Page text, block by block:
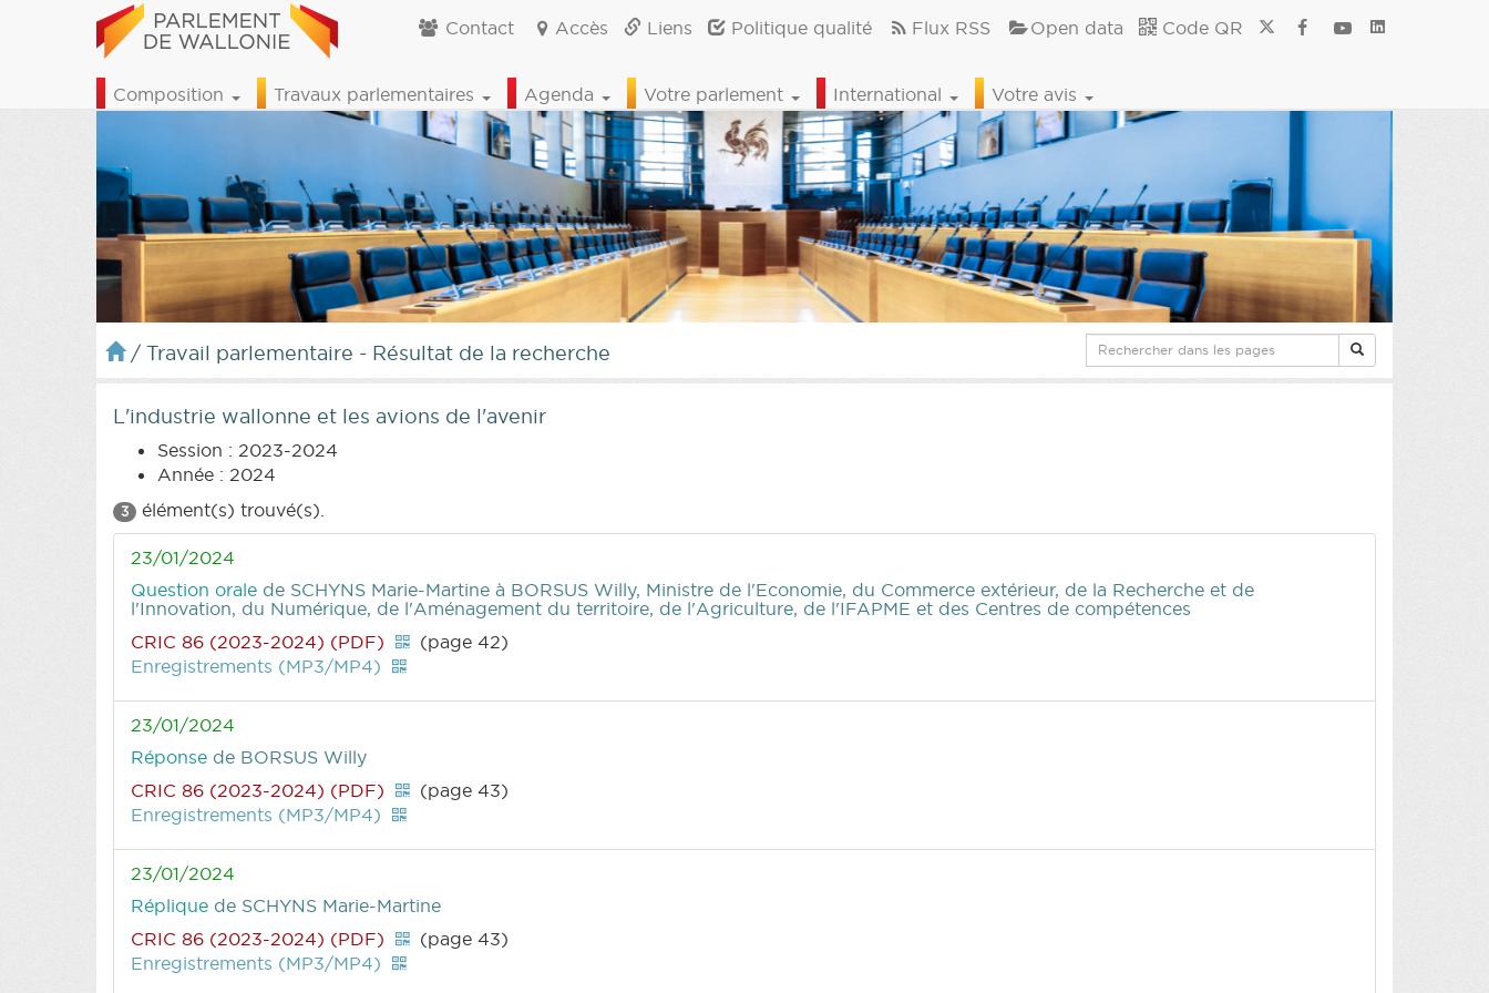
Contact Accès Liens Politique qualité Flux RSS Open data Code QR
Composition Travaux parlementaires Agenda Votre parlement International Votre avis
/ Travail parlementaire - Résultat de la recherche
L'industrie wallonne et les avions de l'avenir
Session : 2023-2024
Année : 2024
3 élément(s) trouvé(s).
23/01/2024
Question orale de SCHYNS Marie-Martine à BORSUS Willy, Ministre de l'Economie, du Commerce extérieur, de la Recherche et de
l'Innovation, du Numérique, de l'Aménagement du territoire, de l'Agriculture, de l'IFAPME et des Centres de compétences
CRIC 86 (2023-2024) (PDF)
(page 42)
Enregistrements (MP3/MP4)
23/01/2024
Réponse de BORSUS Willy
CRIC 86 (2023-2024) (PDF)
(page 43)
Enregistrements (MP3/MP4)
23/01/2024
Réplique de SCHYNS Marie-Martine
CRIC 86 (2023-2024) (PDF)
(page 43)
Enregistrements (MP3/MP4)